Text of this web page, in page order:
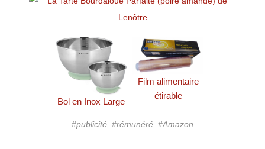
Bol en Inox Large
Film alimentaire
étirable
#publicité, #rémunéré, #Amazon